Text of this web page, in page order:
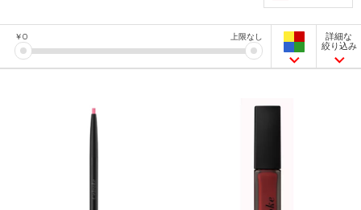
￥0 上限なし
詳細な
絞り込み